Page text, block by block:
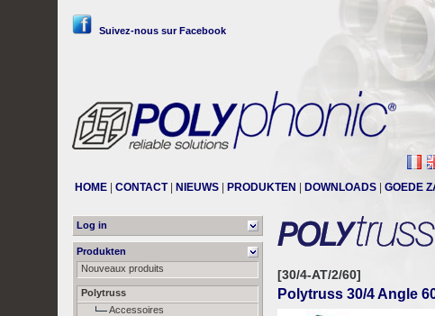
Suivez-nous sur Facebook
HOME CONTACT| NIEUWS PRODUKTEN DOWNLOADS GOEDE
Log in
Produkten
Nouveaux produits
Polytruss
Accessoires
[30/4-AT/2/60]
Polytruss 30/4 Angle